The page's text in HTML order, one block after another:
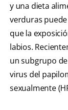
y una dieta
verduras
que la
labios.
un subgrupo
virus del
sexualmente